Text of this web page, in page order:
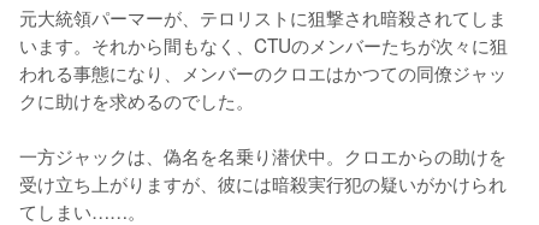
元大統領パーマーが、テロリストに狙撃され暗殺されてしま
います。それから間もなく、CTUのメンバーたちが次々に狙
われる事態になり、メンバーのクロエはかつての同僚ジャッ
クに助けを求めるのでした。
一方ジャックは、偽名を名乗り潜伏中。クロエからの助けを
受け立ち上がりますが、彼には暗殺実行犯の疑いがかけられ
てしまい……。